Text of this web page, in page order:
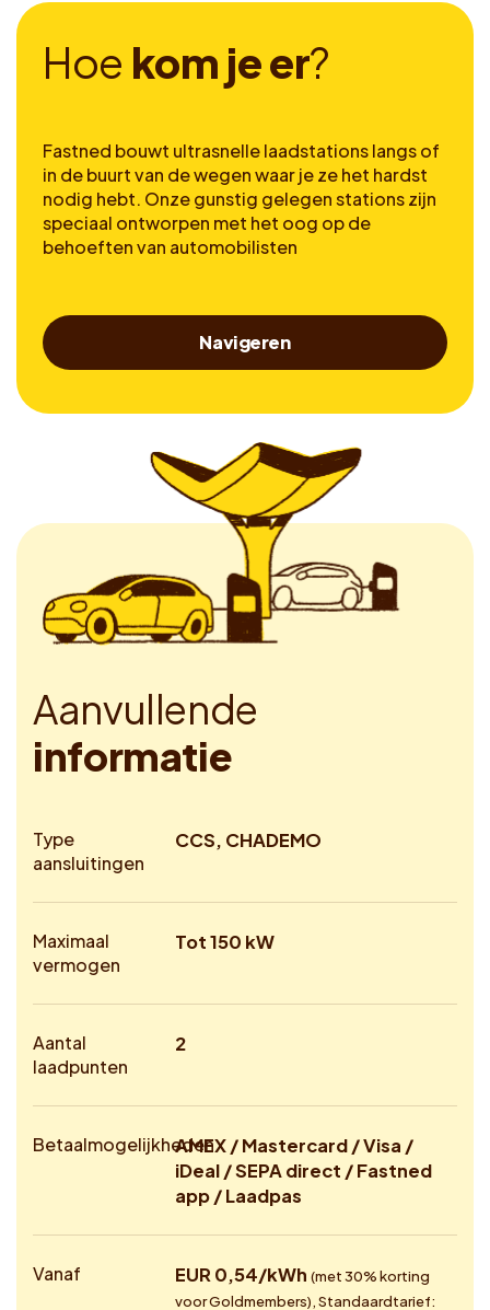
Hoe kom jeer?
Fastned bouwt ultrasnelle laadstations langs of
in de buurt van de wegen waar je ze het hardst
nodig hebt. Onze gunstig gelegen stations zijn
speciaal ontworpen met het oog op de
behoeften van automobilisten
Navigeren
Aanvullende
informatie
Type
aansluitingen
CCS, CHADEMO
Maximaal
vermogen
Tot 150 kW
Aantal
laadpunten
2
BetaalmogelijkhedenAMEX / Mastercard / Visa /
iDeal / SEPA direct / Fastned
app / Laadpas
Vanaf EUR 0,54/kWh (met 30% korting
voor Goldmembers), Standaardtarief: